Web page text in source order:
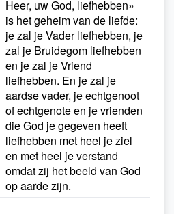
Heer, uw God, liefhebben»
is het geheim van de liefde:
je zal je Vader liefhebben, je
zal je Bruidegom liefhebben
en je zal je Vriend
liefhebben. En je zal je
aardse vader, je echtgenoot
of echtgenote en je vrienden
die God je gegeven heeft
liefhebben met heel je ziel
en met heel je verstand
omdat zij het beeld van God
op aarde zijn.